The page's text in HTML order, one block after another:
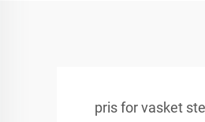
pris for vasket